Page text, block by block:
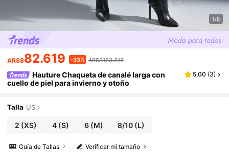
1/8
ARS$82.619 -33% ARS$123.312
Hauture Chaqueta de canalé larga con
cuello de piel para invierno y otoño
5,00 (3)
Talla US
2 (XS) 4(S) 6(M) 8/10 (L)
Verificar mi tamaño
Guía de Tallas